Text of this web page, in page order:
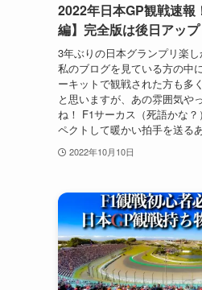
2022年日本GP観戦速報
編】完全版は後日アップ
3年ぶりの日本グランプリ楽し
私のブログを見ている方の中
ーキットで観戦された方も多
と思いますが、あの雰囲気や
ね！ F1サーカス（死語かな？
ペクトして暖かい拍手を送る
2022年10月10日